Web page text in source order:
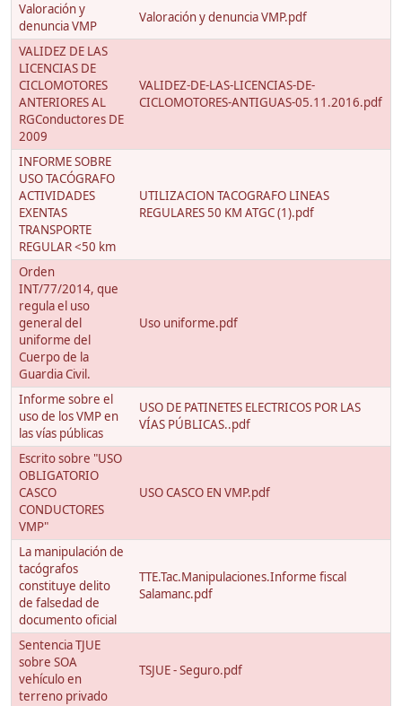
Valoración y
denuncia VMP
Valoración y denuncia VMP.pdf
VALIDEZ DE LAS
LICENCIAS DE
CICLOMOTORES
ANTERIORES AL
RGConductores DE
2009
VALIDEZ-DE-LAS-LICENCIAS-DE-
CICLOMOTORES-ANTIGUAS-05.11.2016.pdf
INFORME SOBRE
USO TACÓGRAFO
ACTIVIDADES
EXENTAS
TRANSPORTE
REGULAR <50 km
UTILIZACION TACOGRAFO LINEAS
REGULARES 50 KM ATGC (1).pdf
Orden
INT/77/2014, que
regula el uso
general del
uniforme del
Cuerpo de la
Guardia Civil.
Uso uniforme.pdf
Informe sobre el
uso de los VMP en
las vías públicas
USO DE PATINETES ELECTRICOS POR LAS
VÍAS PÚBLICAS..pdf
Escrito sobre "USO
OBLIGATORIO
CASCO
CONDUCTORES
VMP"
USO CASCO EN VMP.pdf
La manipulación de
tacógrafos
constituye delito
de falsedad de
documento oficial
TTE.Tac.Manipulaciones.Informe fiscal
Salamanc.pdf
Sentencia TJUE
sobre SOA
vehículo en
terreno privado
TSJUE - Seguro.pdf